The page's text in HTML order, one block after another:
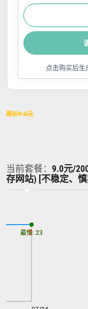
点击购买后生
原价9.0元
当前套餐： 9.0元/
存网站) [不稳定、慎
最慢: 23
最快: 23